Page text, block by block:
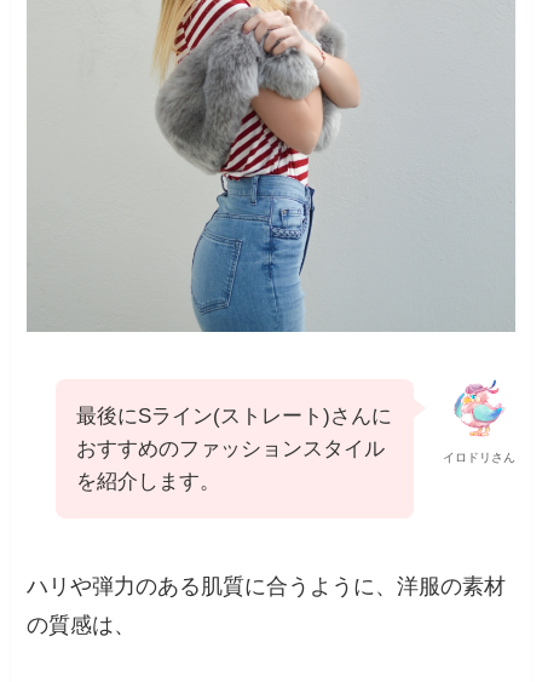
イロドリさん
最後にSライン(ストレート)さんに
おすすめのファッションスタイル
を紹介します。
ハリや弾力のある肌質に合うように、洋服の素材
の質感は、